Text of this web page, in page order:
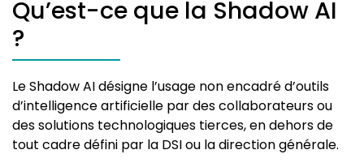
Qu’est-ce que la Shadow AI
?
Le Shadow AI désigne l’usage non encadré d’outils
d’intelligence artificielle par des collaborateurs ou
des solutions technologiques tierces, en dehors de
tout cadre défini par la DSI ou la direction générale.